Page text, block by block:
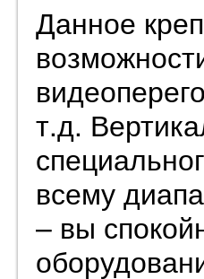
Данное
т.д.
всему
– вы